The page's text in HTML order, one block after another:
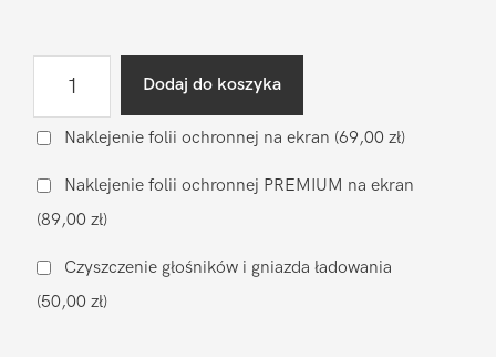
wyświetlacza
G7
ThinQ
Dodaj do koszyka
Naklejenie folii ochronnej na ekran (69,00 zł)
Naklejenie folii ochronnej PREMIUM na ekran
(89,00 zł)
Czyszczenie głośników i gniazda ładowania
(50,00 zł)